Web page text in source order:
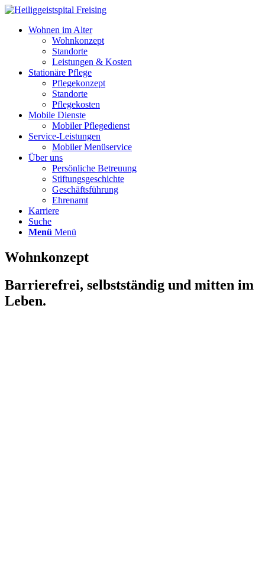
Wohnen im Alter
Wohnkonzept
Standorte
Leistungen & Kosten
Stationäre Pflege
Pflegekonzept
Standorte
Pflegekosten
Mobile Dienste
Mobiler Pflegedienst
Service-Leistungen
Mobiler Menüservice
Über uns
Persönliche Betreuung
Stiftungsgeschichte
Geschäftsführung
Ehrenamt
Karriere
Suche
Menü Menü
Wohnkonzept
Barrierefrei, selbstständig und mitten im
Leben.